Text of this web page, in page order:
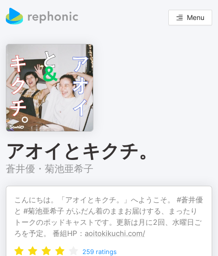
Menu
アオイとキクチ。
蒼井優・菊池亜希子
こんにちは。「アオイとキクチ。」へようこそ。 #蒼井優
と #菊池亜希子 がふだん着のままお届けする、まったり
トークのポッドキャストです。更新は月に2回、水曜日ご
ろを予定。 番組HP： aoitokikuchi.com/
259 ratings